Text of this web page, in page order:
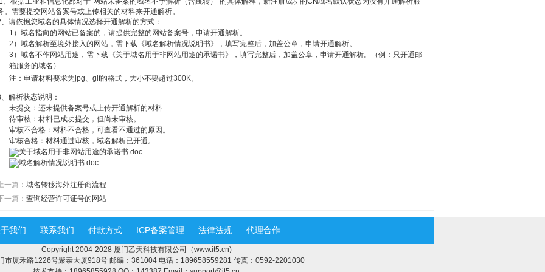
。需要提交网站备案号或上传相关的材料来开通解析。
请依据您域名的具体情况选择开通解析的方式：
1）域名指向的网站已备案的，请提供完整的网站备案号，申请开通解析。
2）域名解析至境外接入的网站，需下载《域名解析情况说明书》，填写完整后，加盖公章，申请开通解析。
3）域名不作网站用途，需下载《关于域名用于非网站用途的承诺书》，填写完整后，加盖公章，申请开通解析。（例：只开通邮
箱服务的域名）
注：申请材料要求为jpg、gif的格式，大小不要超过300K。
解析状态说明：
未提交：还未提供备案号或上传开通解析的材料.
待审核：材料已成功提交，但尚未审核。
审核不合格：材料不合格，可查看不通过的原因。
审核合格：材料通过审核，域名解析已开通。
关于域名用于非网站用途的承诺书.doc
域名解析情况说明书.doc
上一篇： 域名转移海外注册商流程
一篇： 查询经营许可证号的网站
我们 联系我们 付款方式 ICP备案管理 法律法规 代理合作
Copyright 2004-2028 厦门乙天科技有限公司（www.it5.cn)
市厦禾路1226号聚泰大厦918号 邮编：361004 电话：189658559281 传真：0592-2201030